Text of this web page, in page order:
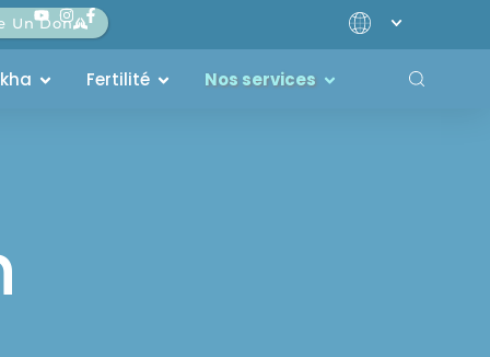
Un Don
Fertilité Nos services